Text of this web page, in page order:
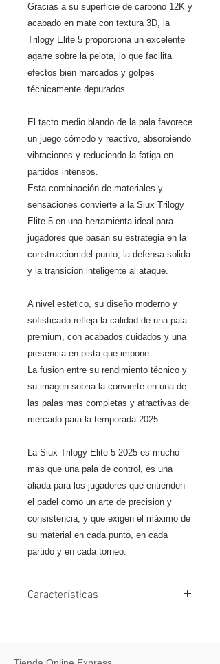
Gracias a su superficie de carbono 12K y
acabado en mate con textura 3D, la
Trilogy Elite 5 proporciona un excelente
agarre sobre la pelota, lo que facilita
efectos bien marcados y golpes
técnicamente depurados.
El tacto medio blando de la pala favorece
un juego cómodo y reactivo, absorbiendo
vibraciones y reduciendo la fatiga en
partidos intensos.
Esta combinación de materiales y
sensaciones convierte a la Siux Trilogy
Elite 5 en una herramienta ideal para
jugadores que basan su estrategia en la
construccion del punto, la defensa solida
y la transicion inteligente al ataque.
A nivel estetico, su diseño moderno y
sofisticado refleja la calidad de una pala
premium, con acabados cuidados y una
presencia en pista que impone.
La fusion entre su rendimiento técnico y
su imagen sobria la convierte en una de
las palas mas completas y atractivas del
mercado para la temporada 2025.
La Siux Trilogy Elite 5 2025 es mucho
mas que una pala de control, es una
aliada para los jugadores que entienden
el padel como un arte de precision y
consistencia, y que exigen el máximo de
su material en cada punto, en cada
partido y en cada torneo.
Características